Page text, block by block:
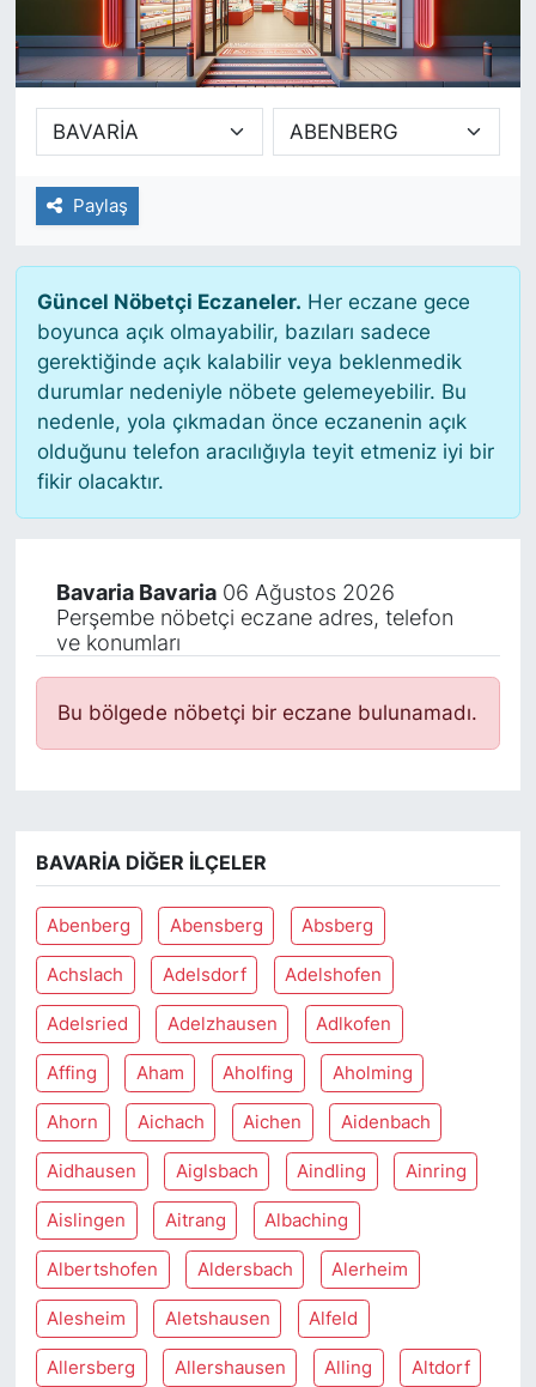
Paylaş
Güncel Nöbetçi Eczaneler. Her eczane gece
boyunca açık olmayabilir, bazıları sadece
gerektiğinde açık kalabilir veya beklenmedik
durumlar nedeniyle nöbete gelemeyebilir. Bu
nedenle, yola çıkmadan önce eczanenin açık
olduğunu telefon aracılığıyla teyit etmeniz iyi bir
fikir olacaktır.
Bavaria Bavaria06 Ağustos 2026
Perşembe nöbetçi eczane adres, telefon
ve konumları
Bu bölgede nöbetçi bir eczane bulunamadı.
BAVARIA DIĞER İLÇELER
Abenberg Abensberg Absberg
Achslach Adelsdorf Adelshofen
Adelsried Adelzhausen Adlkofen
Affing Aham Aholfing Aholming
Ahorn Aichach Aichen Aidenbach
Aidhausen Aiglsbach Aindling Ainring
Aislingen Aitrang Albaching
Albertshofen Aldersbach Alerheim
Alesheim Aletshausen Alfeld
Allersberg Allershausen Alling Altdorf
SİYASET
SAĞLIK